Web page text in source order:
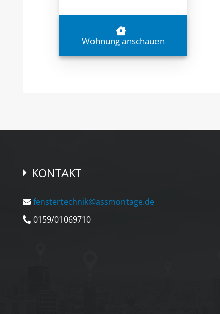
Wohnung anschauen
KONTAKT
fenstertechnik@assmontage.de
0159/01069710